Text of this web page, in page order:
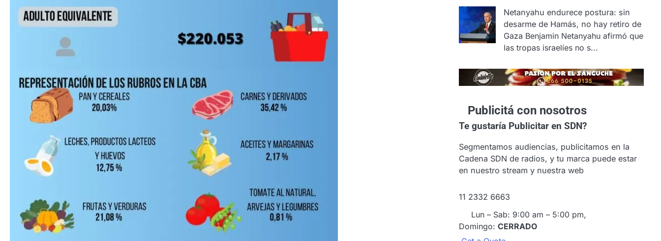
Netanyahu endurece postura: sin
desarme de Hamás, no hay retiro de
Gaza Benjamin Netanyahu afirmó que
las tropas israelíes no s...
Publicitá con nosotros
Te gustaríaPublicitar en SDN?
Segmentamos audiencias, publicitamos en la
Cadena SDN de radios, y tu marca puede estar
en nuestro stream y nuestra web
11 2332 6663
Lun – Sab: 9:00 am – 5:00 pm,
Domingo: CERRADO